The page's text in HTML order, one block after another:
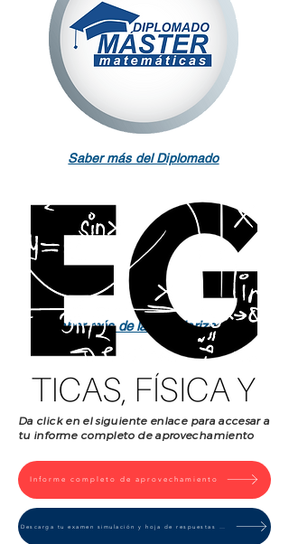
Saber más del Diplomado
Saber más de la Regularización
Da click en el siguiente enlace para accesar a
tu informe completo de aprovechamiento
Informe completo de aprovechamiento